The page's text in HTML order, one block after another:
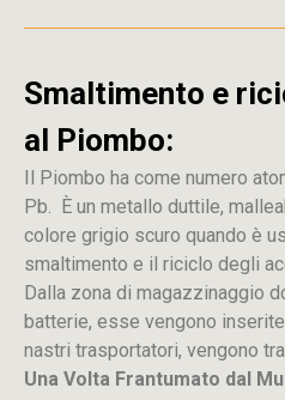
Smaltimento e
al Piombo:
Il Piombo ha come numero
Pb. È un metallo duttile,
colore grigio scuro quando è
smaltimento e il riciclo degli
Dalla zona di magazzinaggio
batterie, esse vengono
nastri trasportatori, vengono
Una Volta Frantumato dal